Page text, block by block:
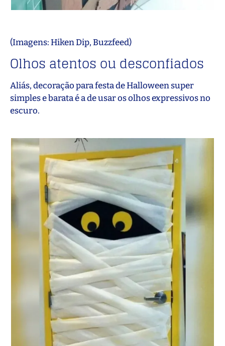
(Imagens: Hiken Dip, Buzzfeed)
Olhos atentos ou desconfiados
Aliás, decoração para festa de Halloween super
simples e barata é a de usar os olhos expressivos no
escuro.